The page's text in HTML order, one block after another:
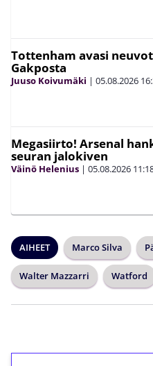
Tottenham avasi
Gakposta
Juuso Koivumäki | 05.08.2026
Megasiirto! Arsenal
seuran jalokiven
Väinö Helenius | 05.08.2026
AIHEET Marco Silva
Walter Mazzarri Watford